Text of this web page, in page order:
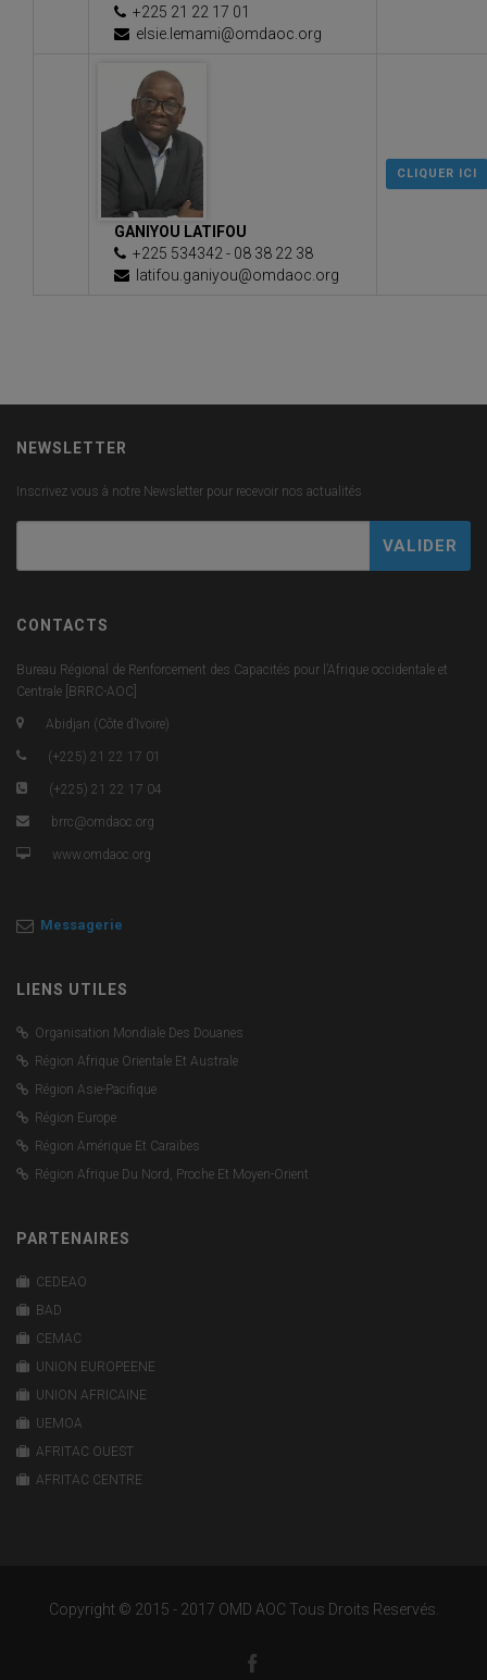
+225 21 22 17 01
elsie.lemami@omdaoc.org
GANIYOU LATIFOU
+225 534342 - 08 38 22 38
latifou.ganiyou@omdaoc.org
CLIQUER ICI
NEWSLETTER
Inscrivez vous à notre Newsletter pour recevoir nos actualités
CONTACTS
Bureau Régional de Renforcement des Capacités pour l’Afrique occidentale et
Centrale [BRRC-AOC]
Abidjan (Côte d’Ivoire)
(+225) 21 22 17 01
(+225) 21 22 17 04
brrc@omdaoc.org
www.omdaoc.org
Messagerie
LIENS UTILES
Organisation Mondiale Des Douanes
Région Afrique Orientale Et Australe
Région Asie-Pacifique
Région Europe
Région Amérique Et Caraïbes
Région Afrique Du Nord, Proche Et Moyen-Orient
PARTENAIRES
CEDEAO
BAD
CEMAC
UNION EUROPEENE
UNION AFRICAINE
UEMOA
AFRITAC OUEST
AFRITAC CENTRE
Copyright © 2015 - 2017 OMD AOC Tous Droits Reservés.